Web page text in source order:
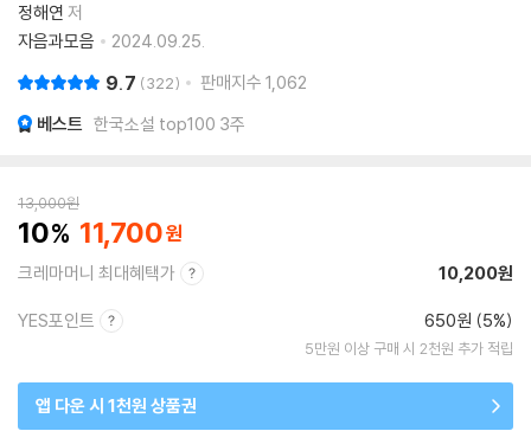
정해연 저
자음과모음
2024.09.25.
9.7 322 판매지수 1,062
베스트 한국소설 top100 3주
13,000원
10 11,700
크레마머니 최대혜택가 10,200원
YES포인트 650원 (5%)
5만원 이상 구매 시 2천원 추가 적립
앱 다운 시 1천원 상품권